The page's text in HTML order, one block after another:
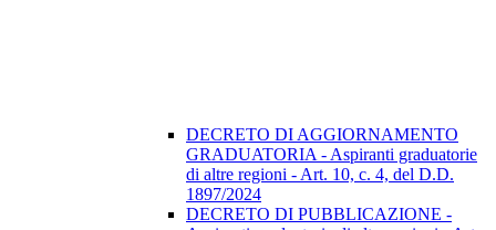
DECRETO DI AGGIORNAMENTO
GRADUATORIA - Aspiranti graduatorie
di altre regioni - Art. 10, c. 4, del D.D.
1897/2024
DECRETO DI PUBBLICAZIONE -